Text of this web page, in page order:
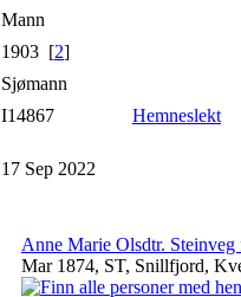
Mann
1903 [2]
Sjømann
I14867 Hemneslekt
17 Sep 2022
Anne Marie Olsdtr.
Mar 1874, ST, Snillfjord,